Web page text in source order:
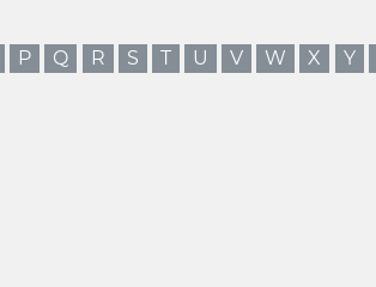
P Q R S T U V W X Y